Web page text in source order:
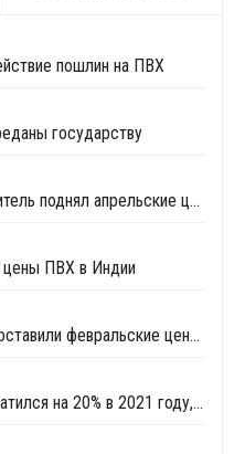
пошлин на ПВХ
государству
Крупный азиатский производитель поднял апрельские цены ПВХ для Китая на USD80 за тонну
цены ПВХ в Индии
Европейские производители оставили февральские цены ПВХ для рынков стран СНГ на уровне января
Украинский импорт ПВХ сократился на 20% в 2021 году, экспорт вырос на 23%